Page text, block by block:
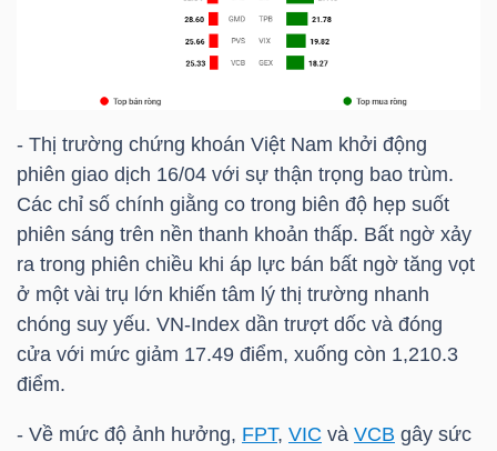
- Thị trường chứng khoán Việt Nam khởi động
phiên giao dịch 16/04 với sự thận trọng bao trùm.
Các chỉ số chính giằng co trong biên độ hẹp suốt
phiên sáng trên nền thanh khoản thấp. Bất ngờ xảy
ra trong phiên chiều khi áp lực bán bất ngờ tăng vọt
ở một vài trụ lớn khiến tâm lý thị trường nhanh
chóng suy yếu. VN-Index dần trượt dốc và đóng
cửa với mức giảm 17.49 điểm, xuống còn 1,210.3
điểm.
- Về mức độ ảnh hưởng, FPT, VIC và VCB gây sức
NGÀNH
DOANH
NGHIỆP
CỔ